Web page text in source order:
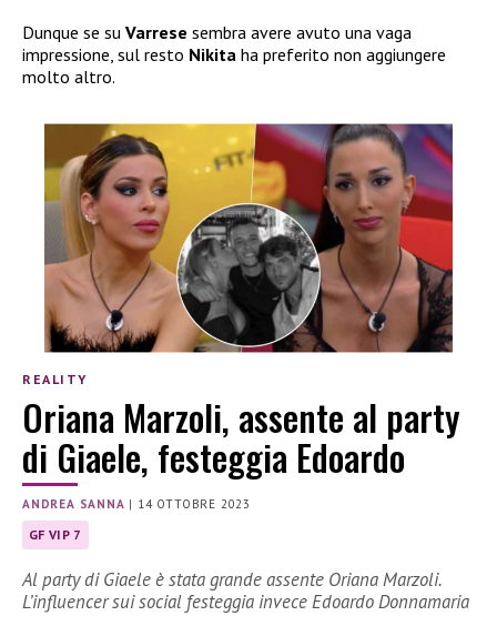
Dunque se su Varrese sembra avere avuto una vaga
impressione, sul resto Nikita ha preferito non aggiungere
molto altro.
REALITY
Oriana Marzoli, assente al party
di Giaele, festeggia Edoardo
ANDREA SANNA | 14 OTTOBRE 2023
GF VIP 7
Al party di Giaele è stata grande assente Oriana Marzoli.
L’influencer sui social festeggia invece Edoardo Donnamaria